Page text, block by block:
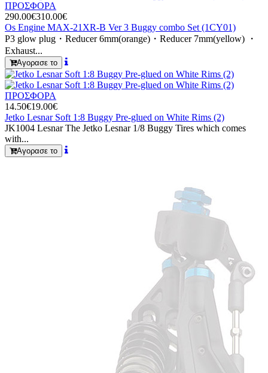
ΠΡΟΣΦΟΡΑ
290.00€310.00€
Os Engine MAX-21XR-B Ver 3 Buggy combo Set (1CY01)
P3 glow plug・Reducer 6mm(orange)・Reducer 7mm(yellow) ・
Exhaust...
Αγορασε το
ΠΡΟΣΦΟΡΑ
14.50€19.00€
Jetko Lesnar Soft 1:8 Buggy Pre-glued on White Rims (2)
JK1004 Lesnar The Jetko Lesnar 1/8 Buggy Tires which comes
with...
Αγορασε το